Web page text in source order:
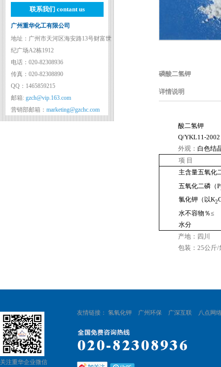
联系我们 contant us
广州重华化工有限公司
地址：广州市天河区海安路13号财富世
纪广场A2栋1912
电话：020-82308936
传真：020-82308890
QQ：1465859215
邮箱: gzch@vip.163.com
营销部邮箱： marketing@gzchc.com
磷酸二氢钾
详情说明
酸二氢钾
Q/YKL11-2002
外观： 白色结
项 目
主含量五氧化
五氧化二磷（P
氯化钾（以K2
水不容物％≤
水分
产地：四川
包装： 25公斤/
关注重华企业微信
友情链接： 氢氧化钾 广州环保 广深互联 八点网